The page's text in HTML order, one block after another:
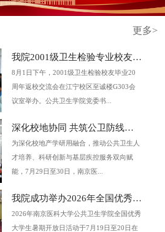
更多>
我院2001级卫生检验专业校友毕业...
8月1日下午，2001级卫生检验校友毕业20
周年返校交流会在江宁校区至诚楼G303会
议室举办。公共卫生学院党委书...
深化校地协同 共筑公卫防线——公...
为深化校地产学研用融合，推动公共卫生人
才培养、科研创新与基层疾控服务双向赋
能，7月29日至30日，南京医...
我院成功举办2026年全国优秀大学...
2026年南京医科大学公共卫生学院全国优秀
大学生暑期开放日活动于7月19日至20日在